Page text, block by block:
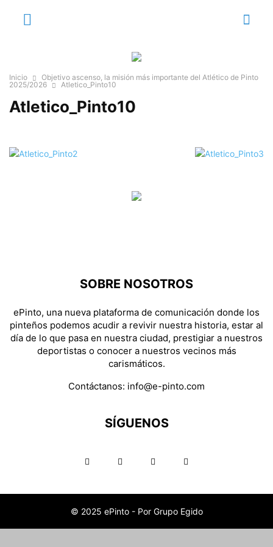
Inicio
Objetivo ascenso, la misión más importante del Atlético de Pinto
2025/2026
Atletico_Pinto10
Atletico_Pinto10
SOBRE NOSOTROS
ePinto, una nueva plataforma de comunicación donde los
pinteños podemos acudir a revivir nuestra historia, estar al
día de lo que pasa en nuestra ciudad, prestigiar a nuestros
deportistas o conocer a nuestros vecinos más
carismáticos.
Contáctanos: info@e-pinto.com
SÍGUENOS
© 2025 ePinto - Por Grupo Egido